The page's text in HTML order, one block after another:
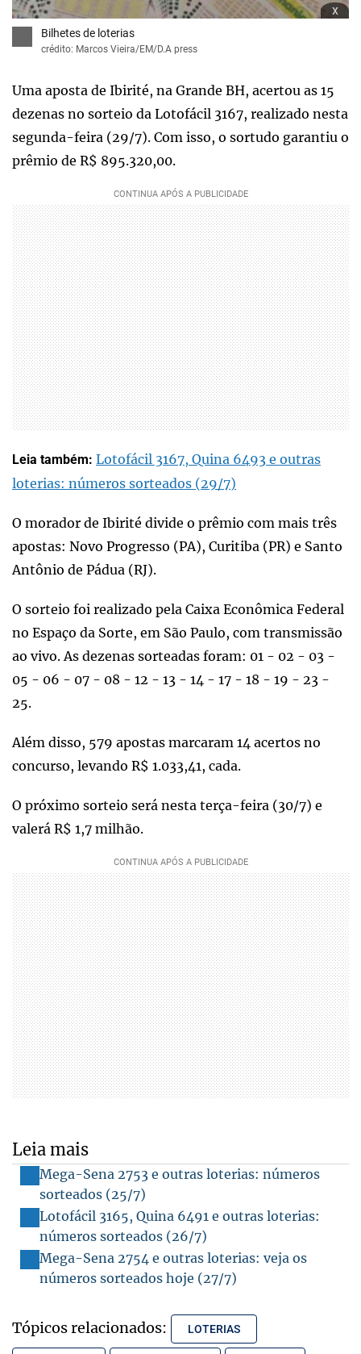
x
Bilhetes de loterias
crédito: Marcos Vieira/EM/D.A press
Uma aposta de Ibirité, na Grande BH, acertou as 15
dezenas no sorteio da Lotofácil 3167, realizado nesta
segunda-feira (29/7). Com isso, o sortudo garantiu o
prêmio de R$ 895.320,00.
Leia também: Lotofácil 3167, Quina 6493 e outras
loterias: números sorteados (29/7)
O morador de Ibirité divide o prêmio com mais três
apostas: Novo Progresso (PA), Curitiba (PR) e Santo
Antônio de Pádua (RJ).
O sorteio foi realizado pela Caixa Econômica Federal
no Espaço da Sorte, em São Paulo, com transmissão
ao vivo. As dezenas sorteadas foram: 01 - 02 - 03 -
05 - 06 - 07 - 08 - 12 - 13 - 14 - 17 - 18 - 19 - 23 -
25.
Além disso, 579 apostas marcaram 14 acertos no
concurso, levando R$ 1.033,41, cada.
O próximo sorteio será nesta terça-feira (30/7) e
valerá R$ 1,7 milhão.
Leia mais
Mega-Sena 2753 e outras loterias: números
sorteados (25/7)
Lotofácil 3165, Quina 6491 e outras loterias:
números sorteados (26/7)
Mega-Sena 2754 e outras loterias: veja os
números sorteados hoje (27/7)
Tópicos relacionados: LOTERIAS